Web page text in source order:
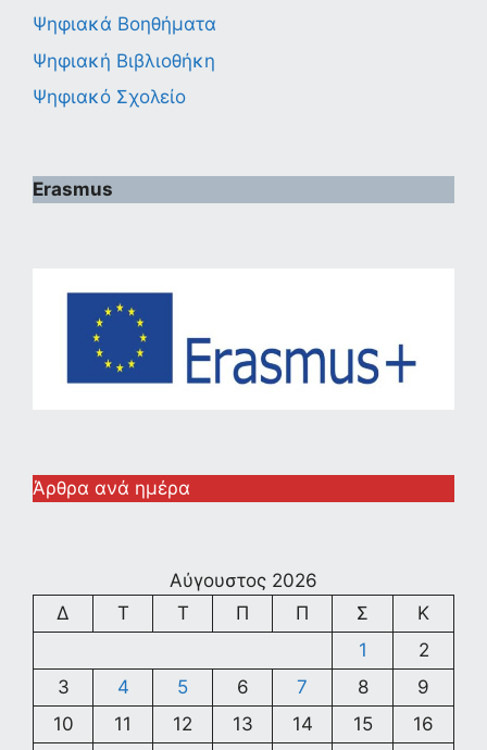
Ψηφιακά Βοηθήματα
Ψηφιακή Βιβλιοθήκη
Ψηφιακό Σχολείο
Erasmus
Άρθρα ανά ημέρα
Αύγουστος 2026
Δ
Τ Τ Π Π Σ
Κ
1
2
3
4 5 6 7 8
9
10
11 12 13 14 15
16